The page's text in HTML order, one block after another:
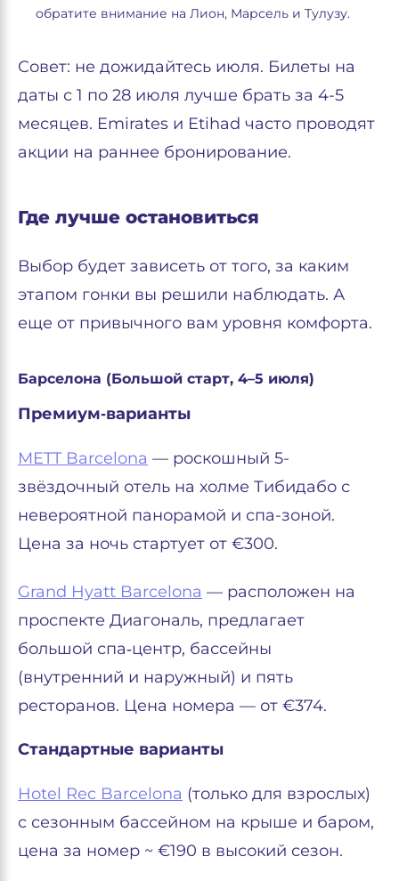
обратите внимание на Лион, Марсель и Тулузу.
Совет: не дожидайтесь июля. Билеты на
даты с 1 по 28 июля лучше брать за 4-5
месяцев. Emirates и Etihad часто проводят
акции на раннее бронирование.
Где лучше остановиться
Выбор будет зависеть от того, за каким
этапом гонки вы решили наблюдать. А
еще от привычного вам уровня комфорта.
Барселона (Большой старт, 4–5 июля)
Премиум‑варианты
METT Barcelona — роскошный 5-
звёздочный отель на холме Тибидабо с
невероятной панорамой и спа-зоной.
Цена за ночь стартует от €300.
Grand Hyatt Barcelona — расположен на
проспекте Диагональ, предлагает
большой спа‑центр, бассейны
(внутренний и наружный) и пять
ресторанов. Цена номера — от €374.
Стандартные варианты
Hotel Rec Barcelona (только для взрослых)
с сезонным бассейном на крыше и баром,
цена за номер ~ €190 в высокий сезон.